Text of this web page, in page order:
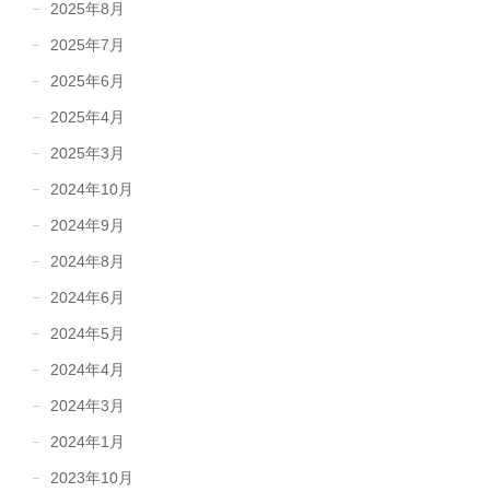
2025年8月
2025年7月
2025年6月
2025年4月
2025年3月
2024年10月
2024年9月
2024年8月
2024年6月
2024年5月
2024年4月
2024年3月
2024年1月
2023年10月